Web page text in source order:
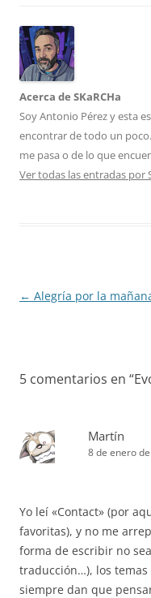
Acerca de SKaRCHa
Soy Antonio Pérez y esta
encontrar de todo un
me pasa o de lo que
Ver todas las entradas por
Navegación
← Alegría por la
5 comentarios en “
Martín
8 de enero
Yo leí «Contact» (por
favoritas), y no me
forma de escribir no
traducción…), los
siempre dan que